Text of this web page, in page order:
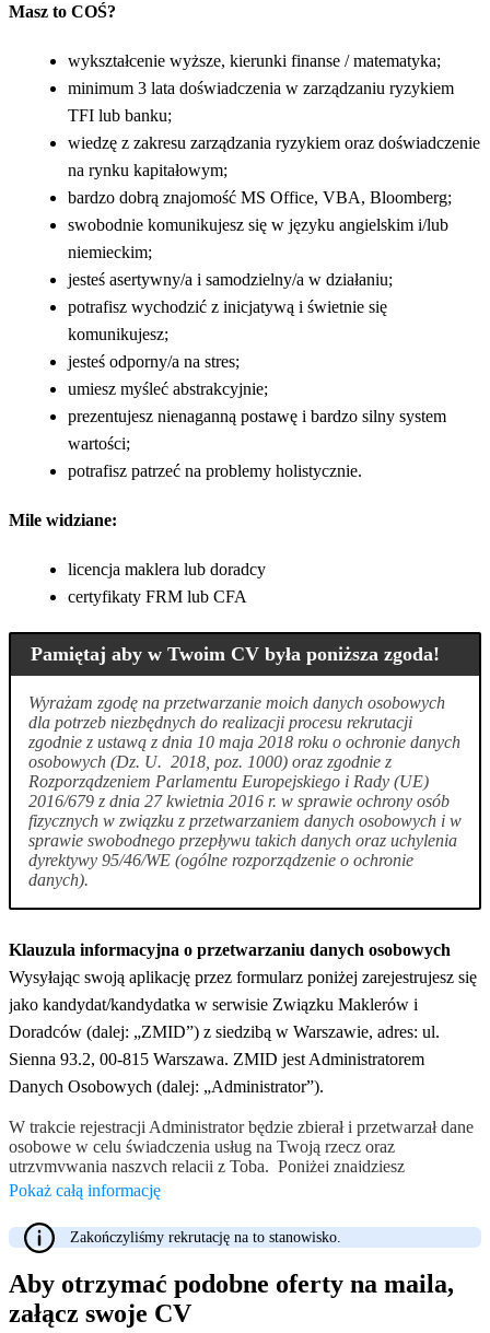
Masz to COŚ?
wykształcenie wyższe, kierunki finanse / matematyka;
minimum 3 lata doświadczenia w zarządzaniu ryzykiem
TFI lub banku;
wiedzę z zakresu zarządzania ryzykiem oraz doświadczenie
na rynku kapitałowym;
bardzo dobrą znajomość MS Office, VBA, Bloomberg;
swobodnie komunikujesz się w języku angielskim i/lub
niemieckim;
jesteś asertywny/a i samodzielny/a w działaniu;
potrafisz wychodzić z inicjatywą i świetnie się
komunikujesz;
jesteś odporny/a na stres;
umiesz myśleć abstrakcyjnie;
prezentujesz nienaganną postawę i bardzo silny system
wartości;
potrafisz patrzeć na problemy holistycznie.
Mile widziane:
licencja maklera lub doradcy
certyfikaty FRM lub CFA
Pamiętaj aby w Twoim CV była poniższa zgoda!
Wyrażam zgodę na przetwarzanie moich danych osobowych
dla potrzeb niezbędnych do realizacji procesu rekrutacji
zgodnie z ustawą z dnia 10 maja 2018 roku o ochronie danych
osobowych (Dz. U. 2018, poz. 1000) oraz zgodnie z
Rozporządzeniem Parlamentu Europejskiego i Rady (UE)
2016/679 z dnia 27 kwietnia 2016 r. w sprawie ochrony osób
fizycznych w związku z przetwarzaniem danych osobowych i w
sprawie swobodnego przepływu takich danych oraz uchylenia
dyrektywy 95/46/WE (ogólne rozporządzenie o ochronie
danych).
Klauzula informacyjna o przetwarzaniu danych osobowych
Wysyłając swoją aplikację przez formularz poniżej zarejestrujesz się
jako kandydat/kandydatka w serwisie Związku Maklerów i
Doradców (dalej: „ZMID”) z siedzibą w Warszawie, adres: ul.
Sienna 93.2, 00-815 Warszawa. ZMID jest Administratorem
Danych Osobowych (dalej: „Administrator”).
W trakcie rejestracji Administrator będzie zbierał i przetwarzał dane
osobowe w celu świadczenia usług na Twoją rzecz oraz
utrzymywania naszych relacji z Tobą. Poniżej znajdziesz
informację o przetwarzaniu danych osobowych oraz o ochronie
prywatności wyjaśniającą sposób, w jaki zbieramy i przetwarzamy
informacje na Twój temat oraz jakie prawa posiadasz w tym
zakresie. Jeżeli masz pytania dotyczące przetwarzania przez nas
skontaktuj się z nami:
(a) wysyłając e-mail na adres:
biuro@zmid.org.pl
pocztową pod adresem: ul. Sienna 93.2, 00-815 Warszawa lub
Pokaż całą informację
Zakończyliśmy rekrutację na to stanowisko.
Aby otrzymać podobne oferty na maila,
załącz swoje CV